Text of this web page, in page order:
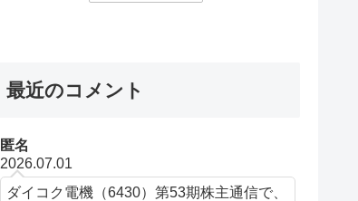
最近のコメント
匿名
2026.07.01
ダイコク電機（6430）第53期株主通信で、